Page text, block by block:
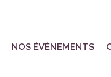
NOS ÉVÉNEMENTS